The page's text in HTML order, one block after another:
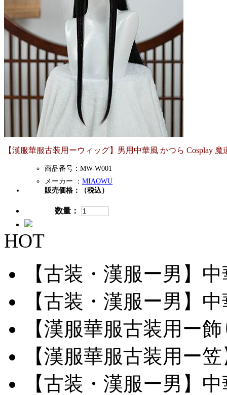
【漢服華服古装用ーウィッグ】男用中華風 かつら Cosplay
商品番号：MW-W001
メーカー ： MIAOWU
販売価格：
（税込）
数量：
HOT
【古装・漢服ー男】
【古装・漢服ー男】
【漢服華服古装用ー
【漢服華服古装用ー
【古装・漢服ー男】